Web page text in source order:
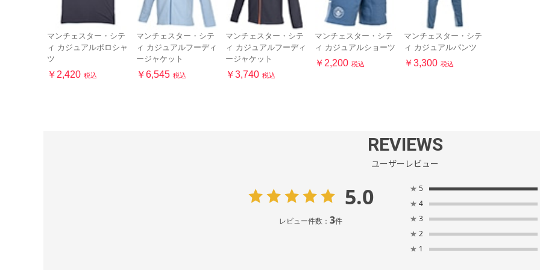
マンチェスター・シテ
ィ カジュアルポロシャ
ツ
￥2,420 税込
マンチェスター・シテ
ィ カジュアルフーディ
ージャケット
￥6,545 税込
マンチェスター・シテ
ィ カジュアルフーディ
ージャケット
￥3,740 税込
マンチェスター・シテ
ィ カジュアルショーツ
￥2,200 税込
マンチェスター・シテ
ィ カジュアルパンツ
￥3,300 税込
REVIEWS
ユーザーレビュー
5.0
レビュー件数： 3件
★ 5
★ 4
★ 3
★ 2
★ 1